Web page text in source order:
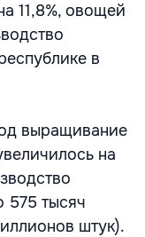
11,8%, овощей
в
выращивание
на
575 тысяч
штук).